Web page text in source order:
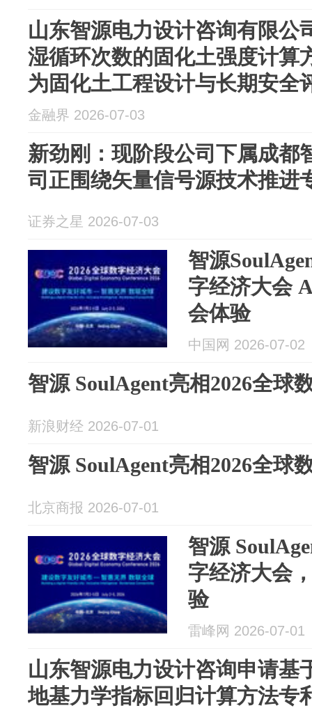
山东智源电力设计咨询有限公
湿循环次数的固化土强度计算
为固化土工程设计与长期安全
撑
金融界 2026-07-03
新劲刚：现阶段公司下属成都
司正围绕矢量信号源技术推进
证券之星 2026-07-03
智源
字经济大会
会体验
中国网 2026-07-02
智源 SoulAgent亮相2026全球
新浪财经 2026-07-01
智源 SoulAgent亮相2026全球
北京商报 2026-07-01
智源
字经济大会
验
雷峰网 2026-07-01
山东智源电力设计咨询申请基
地基力学指标回归计算方法专